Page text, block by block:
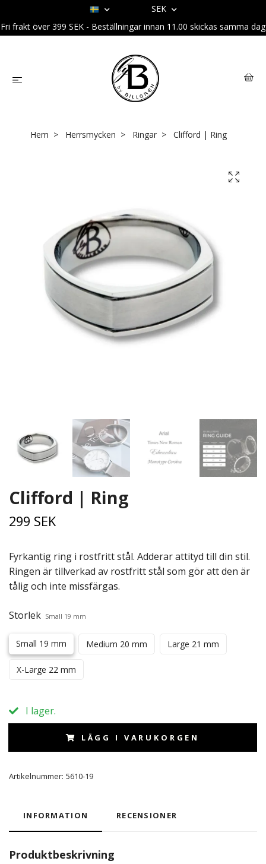
SEK
Fri frakt över 399 SEK - Beställningar innan 11.00 skickas samma dag
Hem Herrsmycken Ringar Clifford | Ring
Clifford | Ring
299 SEK
Fyrkantig ring i rostfritt stål. Adderar attityd till din stil.
Ringen är tillverkad av rostfritt stål som gör att den är
tålig och inte missfärgas.
Storlek Small 19 mm
Small 19 mm Medium 20 mm Large 21 mm
X-Large 22 mm
I lager.
LÄGG I VARUKORGEN
Artikelnummer: 5610-19
INFORMATION RECENSIONER
Produktbeskrivning